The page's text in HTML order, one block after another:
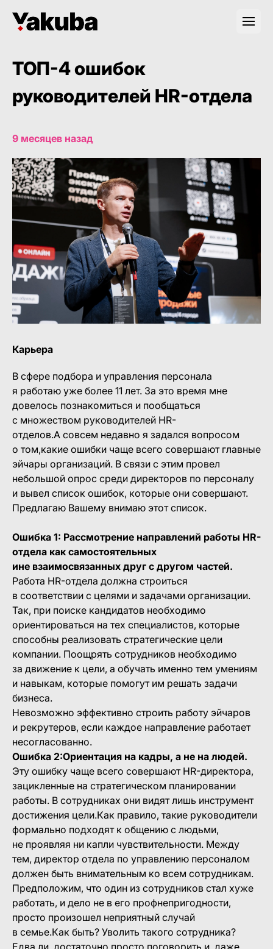
ТОП-4 ошибок
руководителей HR-отдела
9 месяцев назад
Карьера
В сфере подбора и управления персонала
я работаю уже более 11 лет. За это время мне
довелось познакомиться и пообщаться
с множеством руководителей HR-
отделов.А совсем недавно я задался вопросом
о том,какие ошибки чаще всего совершают главные
эйчары организаций. В связи с этим провел
небольшой опрос среди директоров по персоналу
и вывел список ошибок, которые они совершают.
Предлагаю Вашему внимаю этот список.
Ошибка 1: Рассмотрение направлений работы HR-
отдела как самостоятельных
ине взаимосвязанных друг с другом частей.
Работа HR-отдела должна строиться
в соответствии с целями и задачами организации.
Так, при поиске кандидатов необходимо
ориентироваться на тех специалистов, которые
способны реализовать стратегические цели
компании. Поощрять сотрудников необходимо
за движение к цели, а обучать именно тем умениям
и навыкам, которые помогут им решать задачи
бизнеса.
Невозможно эффективно строить работу эйчаров
и рекрутеров, если каждое направление работает
несогласованно.
Ошибка 2:Ориентация на кадры, а не на людей.
Эту ошибку чаще всего совершают HR-директора,
зацикленные на стратегическом планировании
работы. В сотрудниках они видят лишь инструмент
достижения цели.Как правило, такие руководители
формально подходят к общению с людьми,
не проявляя ни капли чувствительности. Между
тем, директор отдела по управлению персоналом
должен быть внимательным ко всем сотрудникам.
Предположим, что один из сотрудников стал хуже
работать, и дело не в его профнепригодности,
просто произошел неприятный случай
в семье.Как быть? Уволить такого сотрудника?